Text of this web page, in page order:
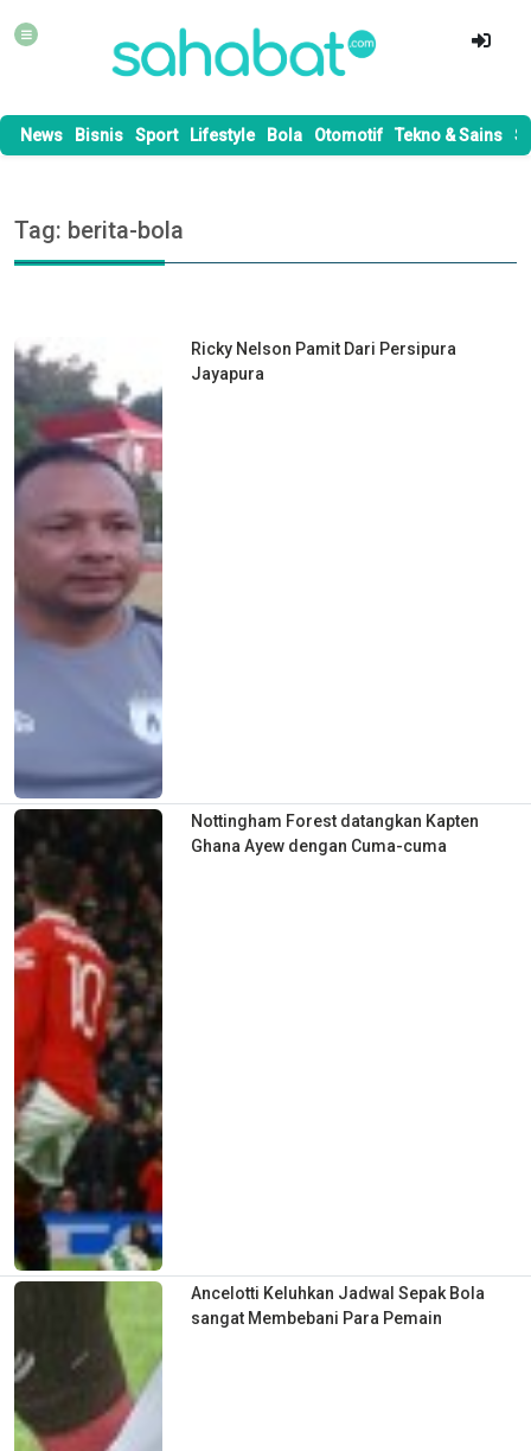
News Bisnis Sport Lifestyle Bola Otomotif Tekno & Sains
Tag: berita-bola
Ricky Nelson Pamit Dari Persipura
Jayapura
Nottingham Forest datangkan Kapten
Ghana Ayew dengan Cuma-cuma
Ancelotti Keluhkan Jadwal Sepak Bola
sangat Membebani Para Pemain